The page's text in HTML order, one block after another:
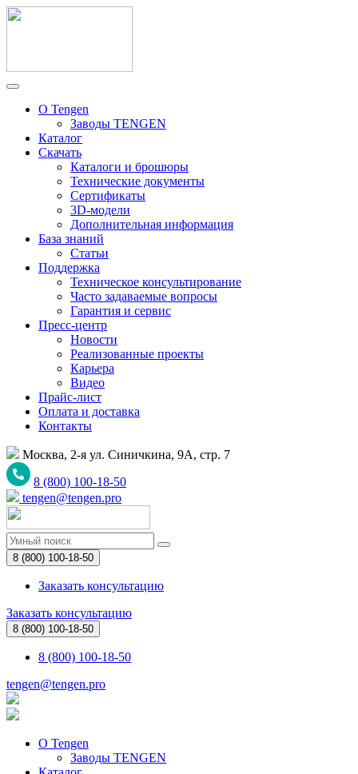
О Tengen
Заводы TENGEN
Каталог
Скачать
Каталоги и брошюры
Технические документы
Сертификаты
3D-модели
Дополнительная информация
База знаний
Статьи
Поддержка
Техническое консультирование
Часто задаваемые вопросы
Гарантия и сервис
Пресс-центр
Новости
Реализованные проекты
Карьера
Видео
Прайс-лист
Оплата и доставка
Контакты
Москва, 2-я ул. Синичкина, 9А, стр. 7
8 (800) 100-18-50
tengen@tengen.pro
8 (800) 100-18-50
Заказать консультацию
Заказать консультацию
8 (800) 100-18-50
8 (800) 100-18-50
tengen@tengen.pro
О Tengen
Заводы TENGEN